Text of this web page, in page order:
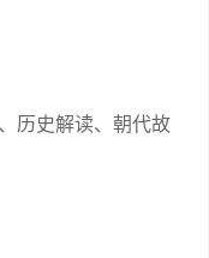
历史解读、朝代故